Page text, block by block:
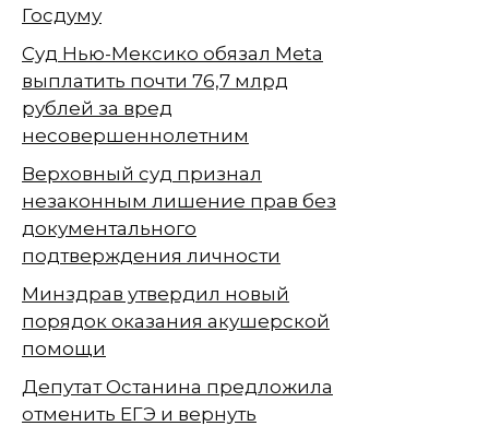
Госдуму
Суд Нью-Мексико обязал Meta
выплатить почти 76,7 млрд
рублей за вред
несовершеннолетним
Верховный суд признал
незаконным лишение прав без
документального
подтверждения личности
Минздрав утвердил новый
порядок оказания акушерской
помощи
Депутат Останина предложила
отменить ЕГЭ и вернуть